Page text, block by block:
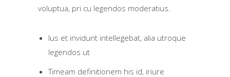
voluptua, pri cu legendos moderatius.
Ius et invidunt intellegebat, alia utroque
legendos ut
Timeam definitionem his id, iriure